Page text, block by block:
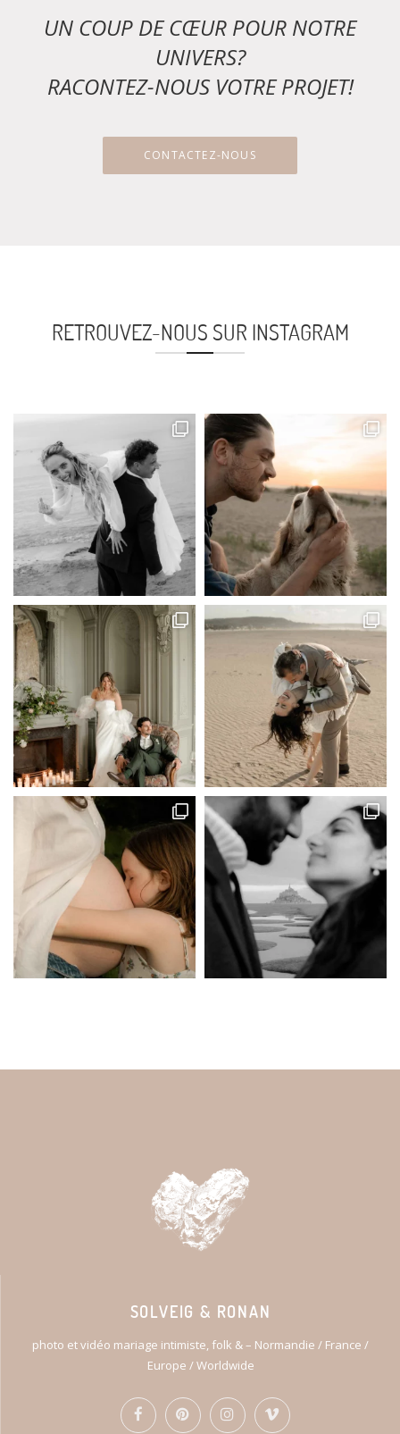
UN COUP DE CŒUR POUR NOTRE
UNIVERS?
RACONTEZ-NOUS VOTRE PROJET!
CONTACTEZ-NOUS
RETROUVEZ-NOUS SUR INSTAGRAM
SOLVEIG & RONAN
photo et vidéo mariage intimiste, folk & – Normandie / France /
Europe / Worldwide